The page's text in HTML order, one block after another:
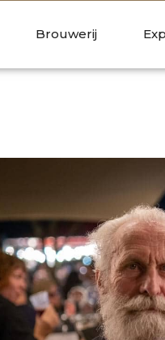
Brouwerij